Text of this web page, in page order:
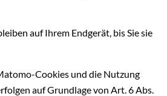
auf Ihrem Endgerät, bis Sie sie
Cookies und die Nutzung
auf Grundlage von Art. 6 Abs.